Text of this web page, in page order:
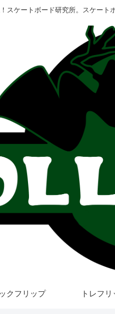
スケートボード研究所。スケート
クフリップ トレフ